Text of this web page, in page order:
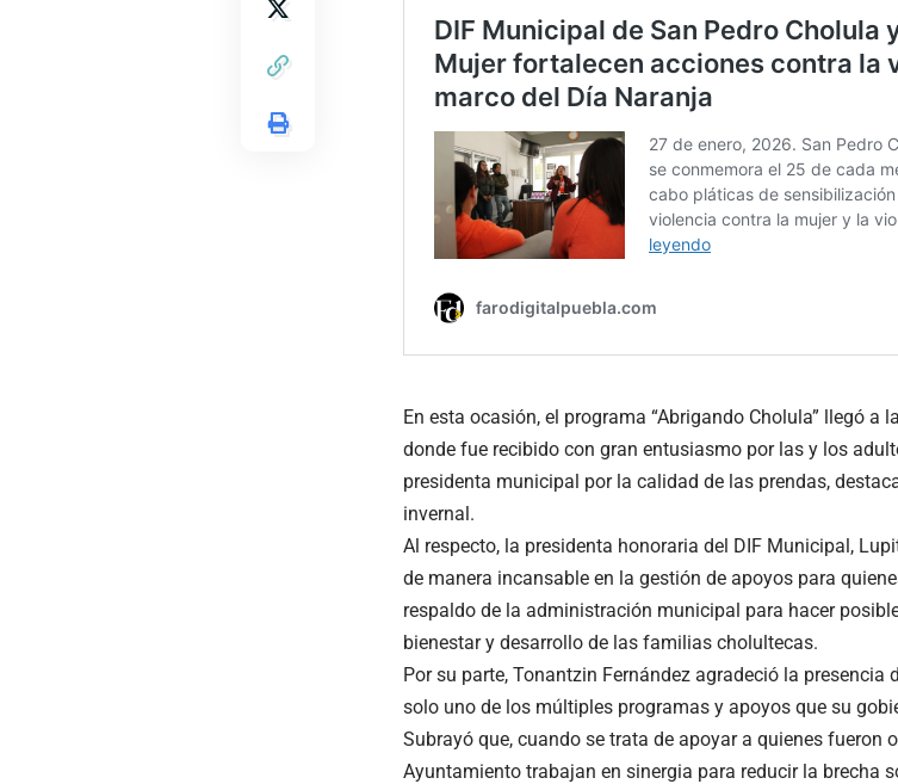
En esta ocasión, el programa “Abrigando Cholula” llegó
donde fue recibido con gran entusiasmo por las y los
presidenta municipal por la calidad de las prendas,
invernal.
Al respecto, la presidenta honoraria del DIF Municipal,
de manera incansable en la gestión de apoyos para
respaldo de la administración municipal para hacer
bienestar y desarrollo de las familias cholultecas.
Por su parte, Tonantzin Fernández agradeció la
solo uno de los múltiples programas y apoyos que su
Subrayó que, cuando se trata de apoyar a quienes fueron
Ayuntamiento trabajan en sinergia para reducir la brecha